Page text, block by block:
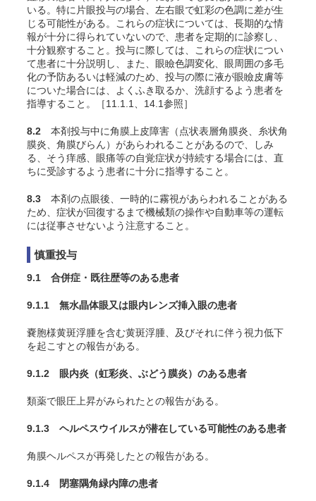
いる。特に片眼投与の場合、左右眼で虹彩の色調に差が生
じる可能性がある。これらの症状については、長期的な情
報が十分に得られていないので、患者を定期的に診察し、
十分観察すること。投与に際しては、これらの症状につい
て患者に十分説明し、また、眼瞼色調変化、眼周囲の多毛
化の予防あるいは軽減のため、投与の際に液が眼瞼皮膚等
についた場合には、よくふき取るか、洗顔するよう患者を
指導すること。［11.1.1、14.1参照］
8.2 本剤投与中に角膜上皮障害（点状表層角膜炎、糸状角
膜炎、角膜びらん）があらわれることがあるので、しみ
る、そう痒感、眼痛等の自覚症状が持続する場合には、直
ちに受診するよう患者に十分に指導すること。
8.3 本剤の点眼後、一時的に霧視があらわれることがある
ため、症状が回復するまで機械類の操作や自動車等の運転
には従事させないよう注意すること。
慎重投与
9.1 合併症・既往歴等のある患者
9.1.1 無水晶体眼又は眼内レンズ挿入眼の患者
嚢胞様黄斑浮腫を含む黄斑浮腫、及びそれに伴う視力低下
を起こすとの報告がある。
9.1.2 眼内炎（虹彩炎、ぶどう膜炎）のある患者
類薬で眼圧上昇がみられたとの報告がある。
9.1.3 ヘルペスウイルスが潜在している可能性のある患者
角膜ヘルペスが再発したとの報告がある。
9.1.4 閉塞隅角緑内障の患者